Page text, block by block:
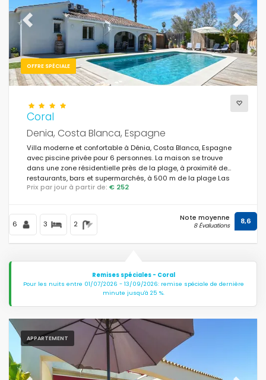
OFFRE SPÉCIALE
Previous Next
Coral
Denia, Costa Blanca, Espagne
Villa moderne et confortable à Dénia, Costa Blanca, Espagne
avec piscine privée pour 6 personnes. La maison se trouve
dans une zone résidentielle près de la plage, à proximité de
restaurants, bars et supermarchés, à 500 m de la plage Las
Marinas, Dénia et à 0,5 km de la Méditerranée, Dénia.
Prix par jour à partir de: € 252
6 3 2
Note moyenne
8 Évaluations 8,6
Remises spéciales - Coral
Pour les nuits entre 01/07/2026 - 13/09/2026: remise spéciale de dernière
minute jusqu'à 25 %.
APPARTEMENT